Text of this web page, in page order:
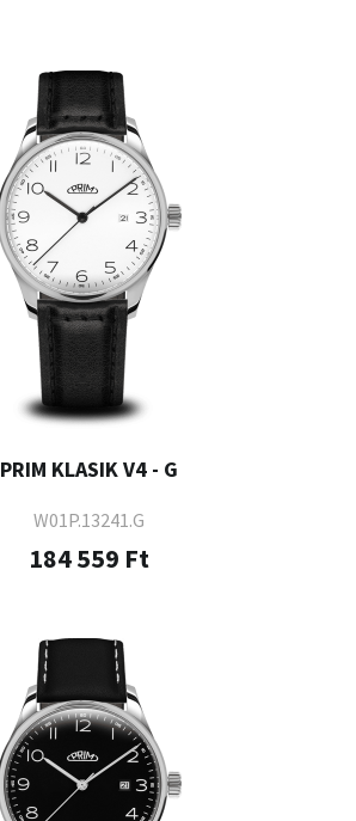
PRIM KLASIK V4 - G
W01P.13241.G
184 559 Ft